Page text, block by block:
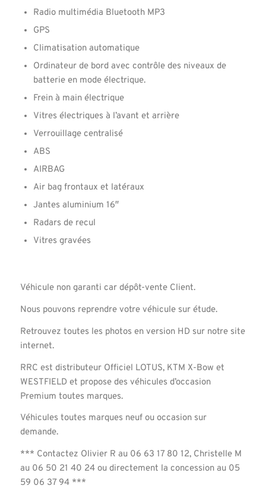
Radio multimédia Bluetooth MP3
GPS
Climatisation automatique
Ordinateur de bord avec contrôle des niveaux de
batterie en mode électrique.
Frein à main électrique
Vitres électriques à l’avant et arrière
Verrouillage centralisé
ABS
AIRBAG
Air bag frontaux et latéraux
Jantes aluminium 16″
Radars de recul
Vitres gravées
Véhicule non garanti car dépôt-vente Client.
Nous pouvons reprendre votre véhicule sur étude.
Retrouvez toutes les photos en version HD sur notre site
internet.
RRC est distributeur Officiel LOTUS, KTM X-Bow et
WESTFIELD et propose des véhicules d’occasion
Premium toutes marques.
Véhicules toutes marques neuf ou occasion sur
demande.
*** Contactez Olivier R au 06 63 17 80 12, Christelle M
au 06 50 21 40 24 ou directement la concession au 05
59 06 37 94 ***